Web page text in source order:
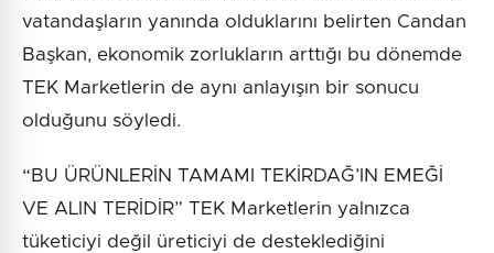
vatandaşların yanında olduklarını belirten Candan
Başkan, ekonomik zorlukların arttığı bu dönemde
TEK Marketlerin de aynı anlayışın bir sonucu
olduğunu söyledi.
“BU ÜRÜNLERİN TAMAMI TEKİRDAĞ’IN EMEĞİ
VE ALIN TERİDİR” TEK Marketlerin yalnızca
tüketiciyi değil üreticiyi de desteklediğini